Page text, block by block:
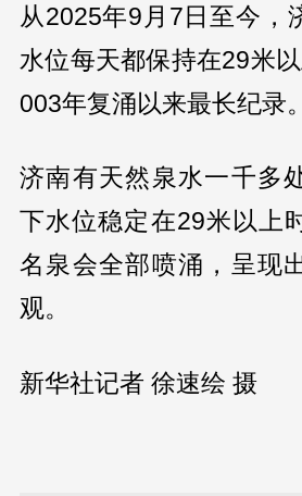
从2025年9月7日至今，
水位每天都保持在29米
003年复涌以来最长纪录。
济南有天然泉水一千多
下水位稳定在29米以上
名泉会全部喷涌，呈现
观。
新华社记者 徐速绘 摄